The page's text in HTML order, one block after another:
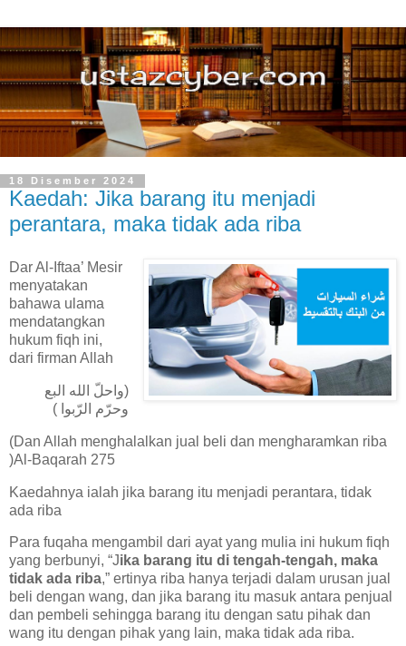
18 Disember 2024
Kaedah: Jika barang itu menjadi
perantara, maka tidak ada riba
Dar Al-Iftaa’ Mesir
menyatakan
bahawa ulama
mendatangkan
hukum fiqh ini,
dari firman Allah
(واحلّ الله البع
وحرّم الرّبوا )
(Dan Allah menghalalkan jual beli dan mengharamkan riba
)Al-Baqarah 275
Kaedahnya ialah jika barang itu menjadi perantara, tidak
ada riba
Para fuqaha mengambil dari ayat yang mulia ini hukum fiqh
yang berbunyi, “Jika barang itu di tengah-tengah, maka
tidak ada riba,” ertinya riba hanya terjadi dalam urusan jual
beli dengan wang, dan jika barang itu masuk antara penjual
dan pembeli sehingga barang itu dengan satu pihak dan
wang itu dengan pihak yang lain, maka tidak ada riba.